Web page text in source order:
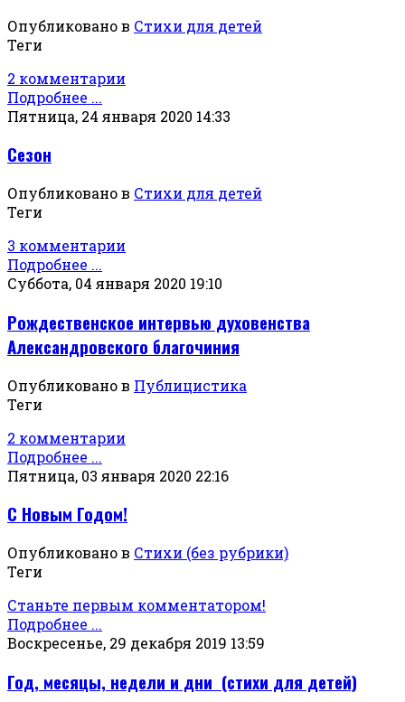
Опубликовано в Стихи для детей
Теги
2 комментарии
Подробнее ...
Пятница, 24 января 2020 14:33
Сезон
Опубликовано в Стихи для детей
Теги
3 комментарии
Подробнее ...
Суббота, 04 января 2020 19:10
Рождественское интервью духовенства
Александровского благочиния
Опубликовано в Публицистика
Теги
2 комментарии
Подробнее ...
Пятница, 03 января 2020 22:16
С Новым Годом!
Опубликовано в Стихи (без рубрики)
Теги
Станьте первым комментатором!
Подробнее ...
Воскресенье, 29 декабря 2019 13:59
Год, месяцы, недели и дни (стихи для детей)